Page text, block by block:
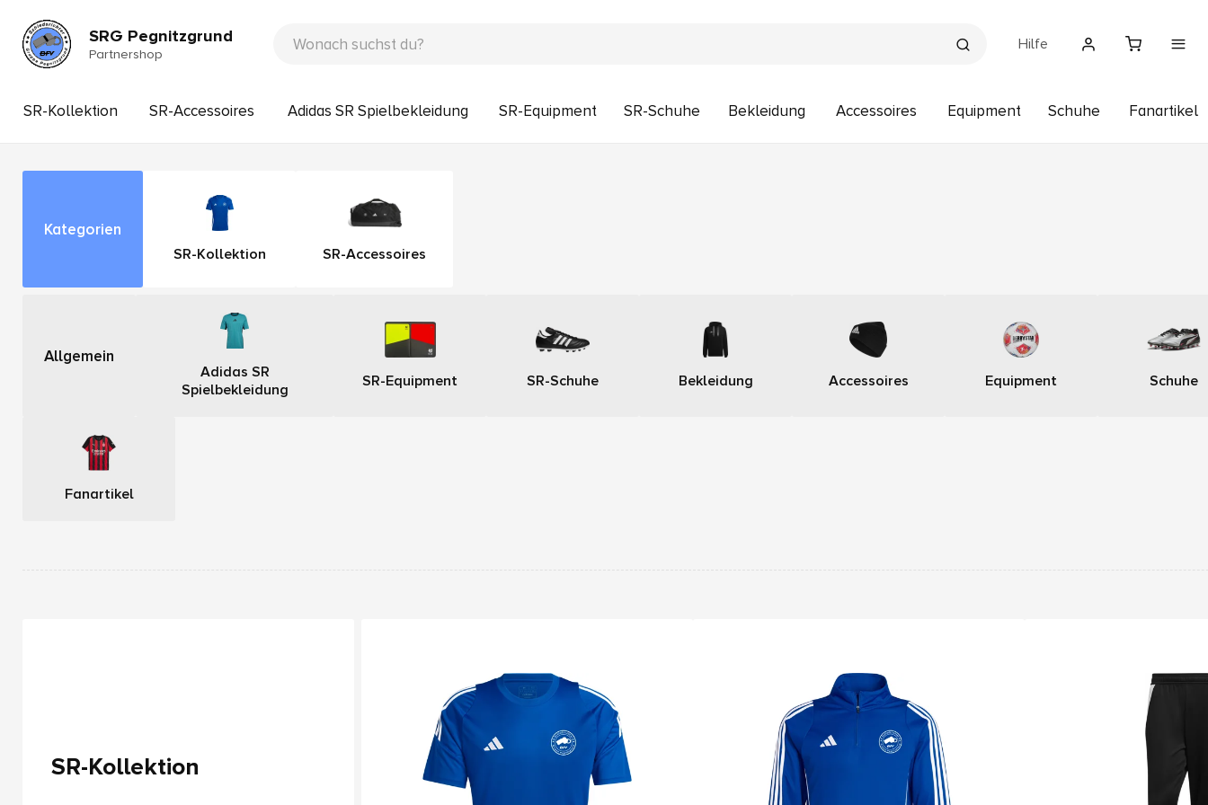
SRG Pegnitzgrund
Partnershop
Hilfe
SR-Kollektion SR-Accessoires Adidas SR Spielbekleidung SR-Equipment SR-Schuhe Bekleidung Accessoires Equipment Schuhe Fanartikel
Kategorien
SR-Kollektion SR-Accessoires
Allgemein
Adidas SR
Spielbekleidung
SR-Equipment SR-Schuhe Bekleidung Accessoires Equipment Schuhe
Fanartikel
SR-Kollektion